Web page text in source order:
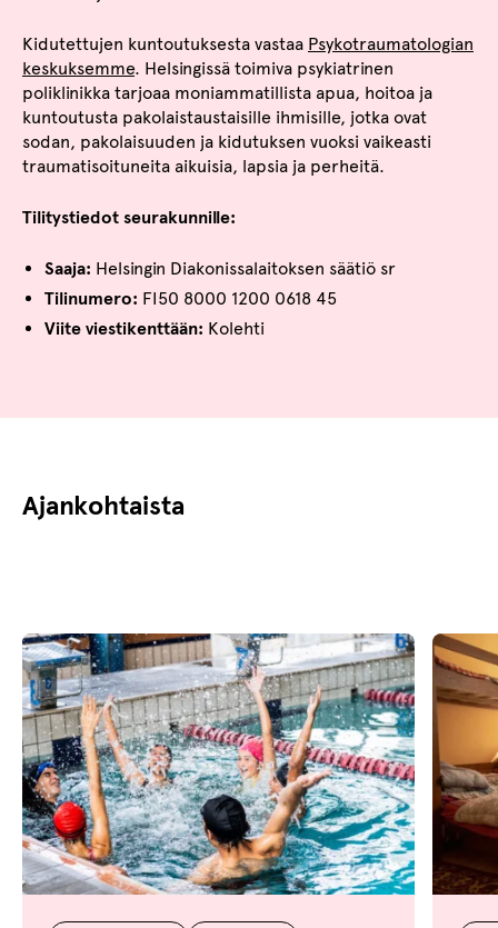
Kidutettujen kuntoutuksesta vastaa Psykotraumatologian
keskuksemme. Helsingissä toimiva psykiatrinen
poliklinikka tarjoaa moniammatillista apua, hoitoa ja
kuntoutusta pakolaistaustaisille ihmisille, jotka ovat
sodan, pakolaisuuden ja kidutuksen vuoksi vaikeasti
traumatisoituneita aikuisia, lapsia ja perheitä.
Tilitystiedot seurakunnille:
Saaja: Helsingin Diakonissalaitoksen säätiö sr
Tilinumero: FI50 8000 1200 0618 45
Viite viestikenttään: Kolehti
Ajankohtaista